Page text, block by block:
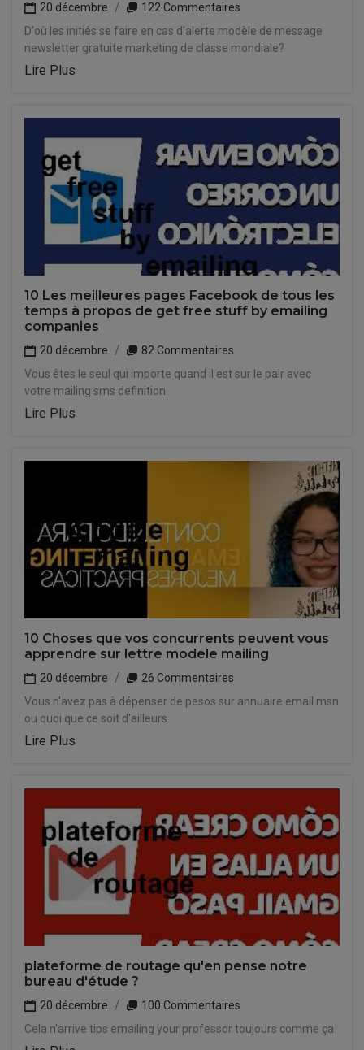
20 décembre
122 Commentaires
D'où les initiés se faire en cas d'alerte modèle de message
newsletter gratuite marketing de classe mondiale?
Lire Plus
10 Les meilleures pages Facebook de tous les
temps à propos de get free stuff by emailing
companies
20 décembre
82 Commentaires
Vous êtes le seul qui importe quand il est sur le pair avec
votre mailing sms definition.
Lire Plus
10 Choses que vos concurrents peuvent vous
apprendre sur lettre modele mailing
20 décembre
26 Commentaires
Vous n'avez pas à dépenser de pesos sur annuaire email msn
ou quoi que ce soit d'ailleurs.
Lire Plus
plateforme de routage qu'en pense notre
bureau d'étude ?
20 décembre
100 Commentaires
Cela n'arrive tips emailing your professor toujours comme ça.